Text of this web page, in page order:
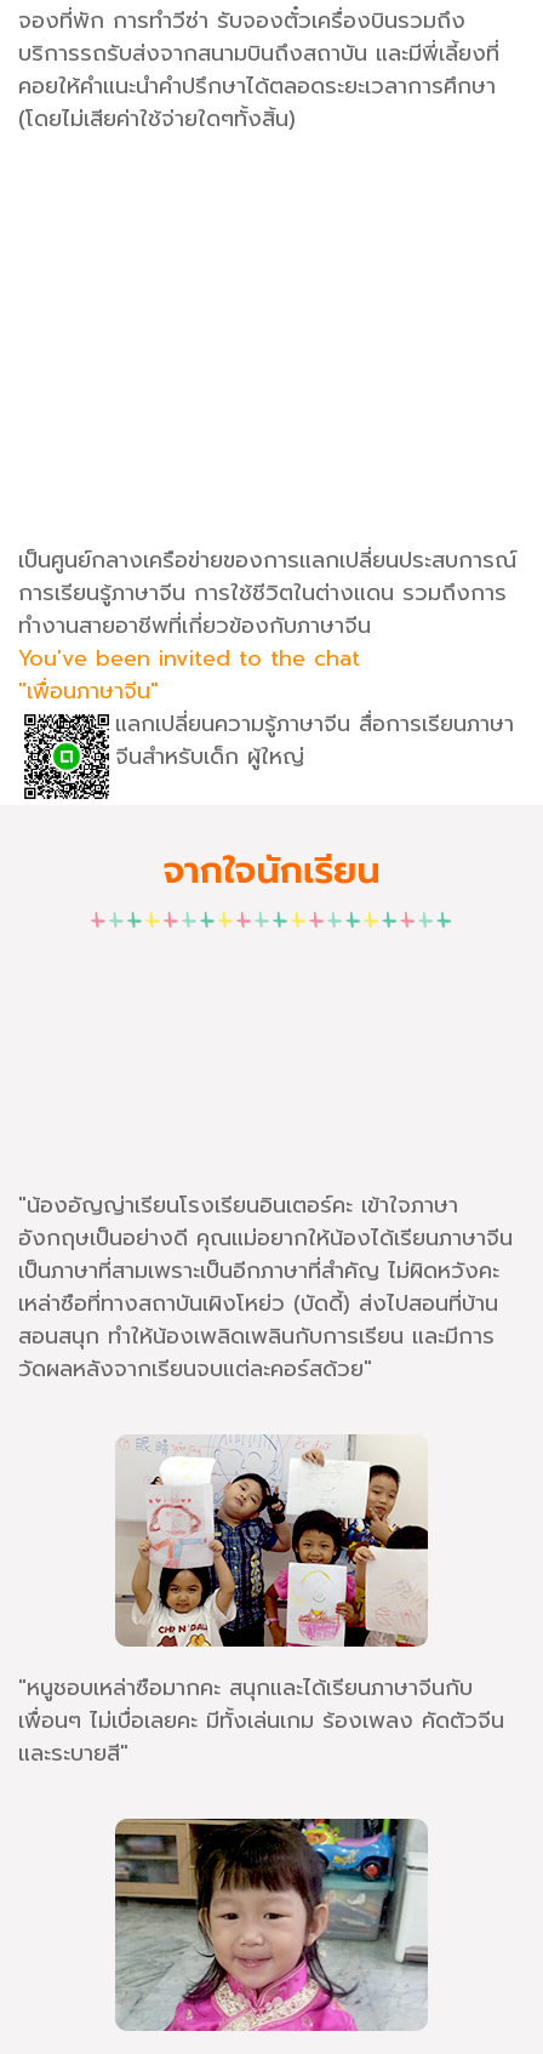
จองที่พัก การทำวีซ่า รับจองตั๋วเครื่องบินรวมถึง
บริการรถรับส่งจากสนามบินถึงสถาบัน และมีพี่เลี้ยงที่
คอยให้คำแนะนำคำปรึกษาได้ตลอดระยะเวลาการศึกษา
(โดยไม่เสียค่าใช้จ่ายใดๆทั้งสิ้น)
เป็นศูนย์กลางเครือข่ายของการแลกเปลี่ยนประสบการณ์
การเรียนรู้ภาษาจีน การใช้ชีวิตในต่างแดน รวมถึงการ
ทำงานสายอาชีพที่เกี่ยวข้องกับภาษาจีน
You've been invited to the chat
"เพื่อนภาษาจีน"
แลกเปลี่ยนความรู้ภาษาจีน สื่อการเรียนภาษา
จีนสำหรับเด็ก ผู้ใหญ่
"น้องอัญญ่าเรียนโรงเรียนอินเตอร์คะ เข้าใจภาษา
อังกฤษเป็นอย่างดี คุณแม่อยากให้น้องได้เรียนภาษาจีน
เป็นภาษาที่สามเพราะเป็นอีกภาษาที่สำคัญ ไม่ผิดหวังคะ
เหล่าซือที่ทางสถาบันเผิงโหย่ว (บัดดี้) ส่งไปสอนที่บ้าน
สอนสนุก ทำให้น้องเพลิดเพลินกับการเรียน และมีการ
วัดผลหลังจากเรียนจบแต่ละคอร์สด้วย"
"หนูชอบเหล่าซือมากคะ สนุกและได้เรียนภาษาจีนกับ
เพื่อนๆ ไม่เบื่อเลยคะ มีทั้งเล่นเกม ร้องเพลง คัดตัวจีน
และระบายสี"